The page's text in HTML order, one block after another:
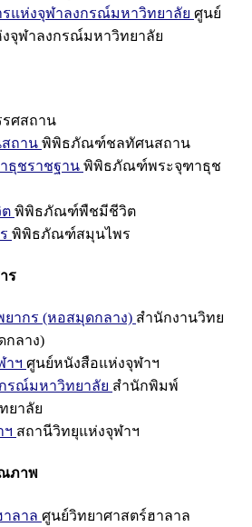
แห่งจุฬาลงกรณ์มหาวิทยาลัย ศูนย์
จุฬาลงกรณ์มหาวิทยาลัย
ศสถาน
ถาน พิพิธภัณฑ์ชลทัศนสถาน
ชราชฐาน พิพิธภัณฑ์พระจุฑาธุช
พิพิธภัณฑ์พืชมีชีวิต
พิพิธภัณฑ์สมุนไพร
ร
ากร (หอสมุดกลาง) สำนักงานวิทย
กลาง)
าฯ ศูนย์หนังสือแห่งจุฬาฯ
รณ์มหาวิทยาลัย สำนักพิมพ์
ยาลัย
ฯ สถานีวิทยุแห่งจุฬาฯ
ภาพ
ลาล ศูนย์วิทยาศาสตร์ฮาลาล